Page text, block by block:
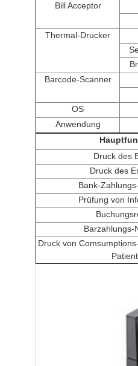
Bill Acceptor
Thermal-Drucker
Barcode-Scanner
OS
Anwendung
Druck des
Druck des
Bank-
Prüfung von
Barzahlungs-
Druck von